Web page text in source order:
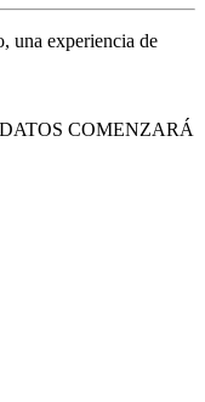
una experiencia de
COMENZARÁ